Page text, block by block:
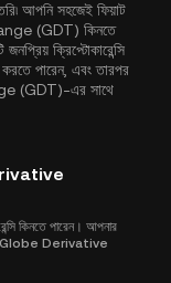
আপনি সহজেই ফিয়াট
(GDT) কিনতে
ক্রিপ্টোকারেন্সি
পারেন, এবং তারপর
(GDT)-এর সাথে
কিনতে পারেন। আপনার
Globe Derivative